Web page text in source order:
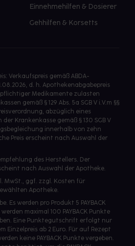
Einnehmehilfen & Dosierer
Gehhilfen & Korsetts
Verkaufspreis gemäß ABDA-
d. h. Apothekenabgabepreis
Medikamente zulasten
gemäß § 129 Abs. 5a SGB V i.V.m §§
abzüglich eines
Krankenkasse gemäß § 130 SGB V
innerhalb von zehn
Preis erscheint nach Auswahl der
des Herstellers. Der
nach Auswahl der Apotheke.
MwSt., ggf. zzgl. Kosten für
Apotheke.
Es werden pro Produkt 5 PAYBACK
maximal 100 PAYBACK Punkte
Eine Punktegutschrift erfolgt nur
Einzelpreis ab 2 Euro. Für auf Rezept
keine PAYBACK Punkte vergeben.